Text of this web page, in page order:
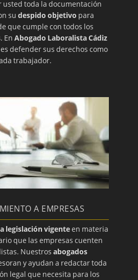
usted toda la documentación
sudespido objetivo para
que cumple con todos los
. En Abogado Laboralista Cádiz
defender sus derechos como
trabajador.
A EMPRESAS
legislación vigenteen materia
que las empresas cuenten
Nuestrosabogados
y ayudan a redactar toda
legal que necesita para los